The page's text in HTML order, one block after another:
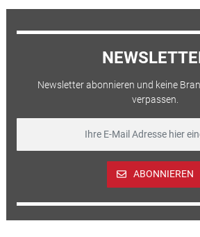
Newsletter abonnieren und keine
verpassen.
ABONNIEREN